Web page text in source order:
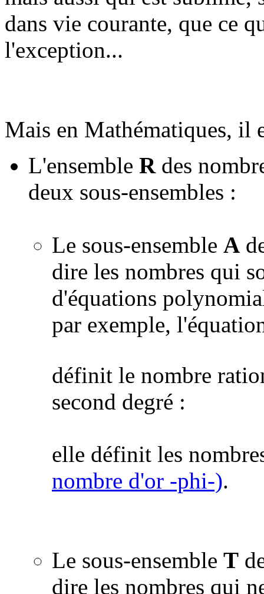
dans vie courante, que ce
l'exception...
Mais en Mathématiques, il
L'ensemble R des
deux sous-ensembles :
Le sous-ensemble A
dire les nombres qui
d'équations
par exemple,
définit le nombre
second degré :
elle définit les
nombre d'or -phi-).
Le sous-ensemble T
dire les nombres qui